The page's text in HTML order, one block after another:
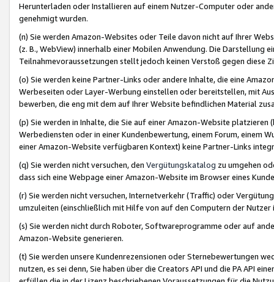
Herunterladen oder Installieren auf einem Nutzer-Computer oder
genehmigt wurden.
(n) Sie werden Amazon-Websites oder Teile davon nicht auf Ihrer
(z. B., WebView) innerhalb einer Mobilen Anwendung. Die Darstellung
Teilnahmevoraussetzungen stellt jedoch keinen Verstoß gegen diese
(o) Sie werden keine Partner-Links oder andere Inhalte, die eine
Werbeseiten oder Layer-Werbung einstellen oder bereitstellen, mit
bewerben, die eng mit dem auf Ihrer Website befindlichen Material
(p) Sie werden in Inhalte, die Sie auf einer Amazon-Website
Werbediensten oder in einer Kundenbewertung, einem Forum, einem
einer Amazon-Website verfügbaren Kontext) keine Partner-Links
(q) Sie werden nicht versuchen, den Vergütungskatalog zu umgehen
dass sich eine Webpage einer Amazon-Website im Browser eines
(r) Sie werden nicht versuchen, Internetverkehr (Traffic) oder
umzuleiten (einschließlich mit Hilfe von auf den Computern der
(s) Sie werden nicht durch Roboter, Softwareprogramme oder auf
Amazon-Website generieren.
(t) Sie werden unsere Kundenrezensionen oder Sternebewertungen
nutzen, es sei denn, Sie haben über die Creators API und die PA API